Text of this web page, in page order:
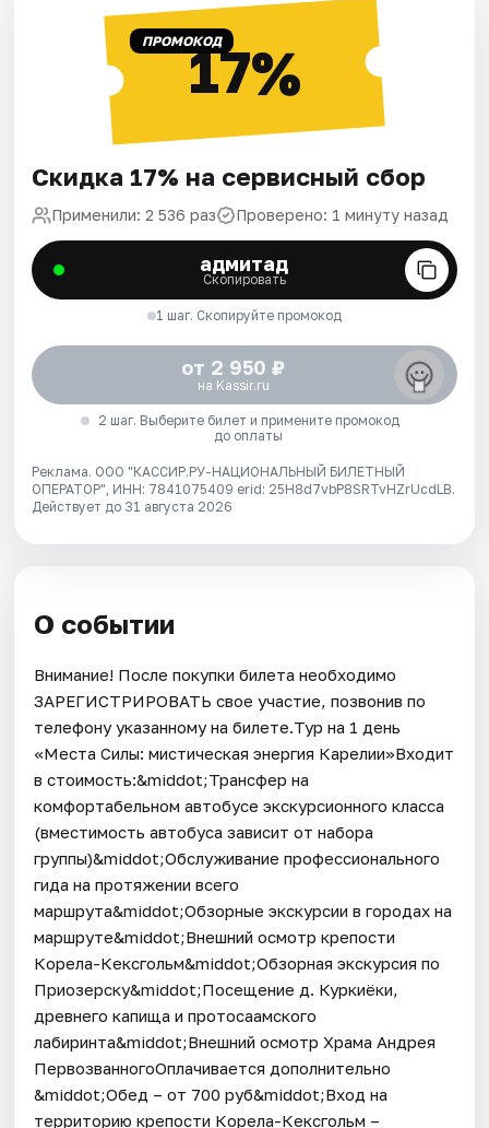
ПРОМОКОД17%
Скидка 17% на сервисный сбор
Применили: 2 536 раз Проверено: 1 минуту назад
адмитад
Скопировать
1 шаг. Скопируйте промокод
от 2 950 ₽
на Kassir.ru
2 шаг. Выберите билет и примените промокод
до оплаты
Реклама. ООО "КАССИР.РУ-НАЦИОНАЛЬНЫЙ БИЛЕТНЫЙ
ОПЕРАТОР", ИНН: 7841075409 erid: 25H8d7vbP8SRTvHZrUcdLB.
Действует до 31 августа 2026
О событии
Внимание! После покупки билета необходимо
ЗАРЕГИСТРИРОВАТЬ свое участие, позвонив по
телефону указанному на билете.Тур на 1 день
«Места Силы: мистическая энергия Карелии»Входит
в стоимость:&middot;Трансфер на
комфортабельном автобусе экскурсионного класса
(вместимость автобуса зависит от набора
группы)&middot;Обслуживание профессионального
гида на протяжении всего
маршрута&middot;Обзорные экскурсии в городах на
маршруте&middot;Внешний осмотр крепости
Корела-Кексгольм&middot;Обзорная экскурсия по
Приозерску&middot;Посещение д. Куркиёки,
древнего капища и протосаамского
лабиринта&middot;Внешний осмотр Храма Андрея
ПервозванногоОплачивается дополнительно
&middot;Обед – от 700 руб&middot;Вход на
территорию крепости Корела-Кексгольм –